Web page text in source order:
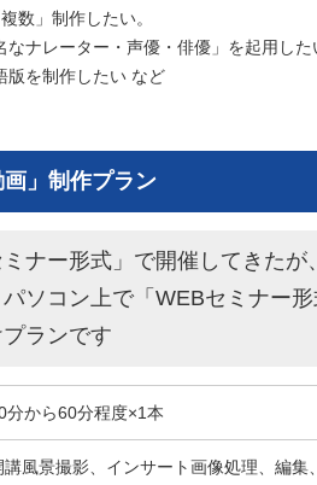
数」制作したい。
なナレーター・声優・俳優」を起用した
版を制作したい など
画」制作プラン
ナー形式」で開催してきた
ソコン上で「WEBセミナー
ランです
分から60分程度×1本
講風景撮影、インサート画像処理、編